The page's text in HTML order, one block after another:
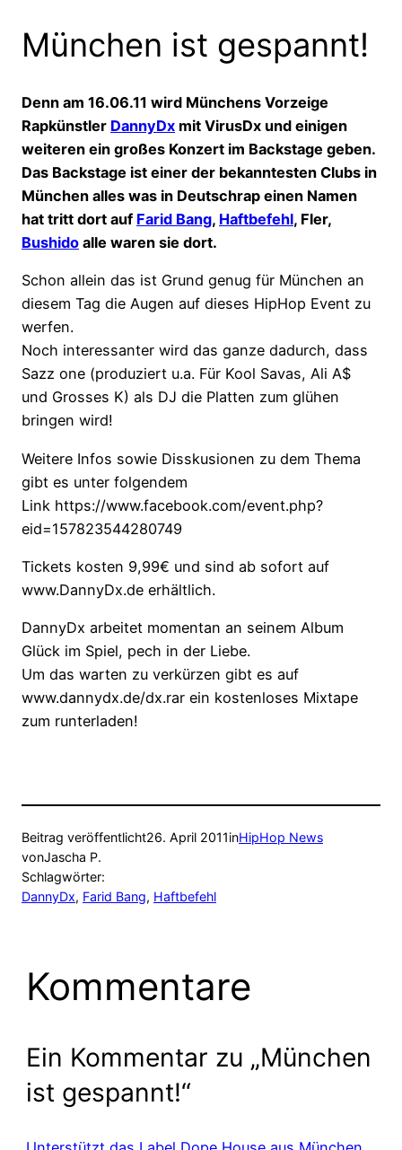
München ist gespannt!
Denn am 16.06.11 wird Münchens Vorzeige
Rapkünstler DannyDx mit VirusDx und einigen
weiteren ein großes Konzert im Backstage geben.
Das Backstage ist einer der bekanntesten Clubs in
München alles was in Deutschrap einen Namen
hat tritt dort auf Farid Bang, Haftbefehl, Fler,
Bushido alle waren sie dort.
Schon allein das ist Grund genug für München an
diesem Tag die Augen auf dieses HipHop Event zu
werfen.
Noch interessanter wird das ganze dadurch, dass
Sazz one (produziert u.a. Für Kool Savas, Ali A$
und Grosses K) als DJ die Platten zum glühen
bringen wird!
Weitere Infos sowie Disskusionen zu dem Thema
gibt es unter folgendem
Link https://www.facebook.com/event.php?
eid=157823544280749
Tickets kosten 9,99€ und sind ab sofort auf
www.DannyDx.de erhältlich.
DannyDx arbeitet momentan an seinem Album
Glück im Spiel, pech in der Liebe.
Um das warten zu verkürzen gibt es auf
www.dannydx.de/dx.rar ein kostenloses Mixtape
zum runterladen!
Beitrag veröffentlicht26. April 2011inHipHop News
vonJascha P.
Schlagwörter:
DannyDx, Farid Bang, Haftbefehl
Kommentare
Ein Kommentar zu „München
ist gespannt!“